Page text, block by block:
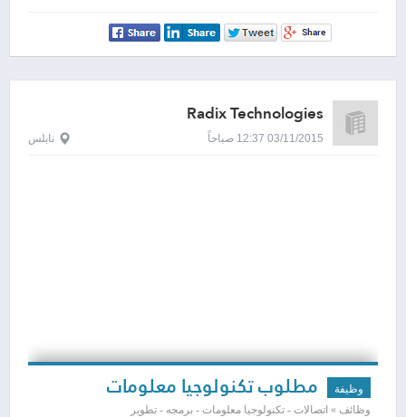
Radix Technologies
03/11/2015 12:37 صباحاً نابلس
وظيفة مطلوب تكنولوجيا معلومات
وظائف » اتصالات - تكنولوجيا معلومات - برمجه - تطوير